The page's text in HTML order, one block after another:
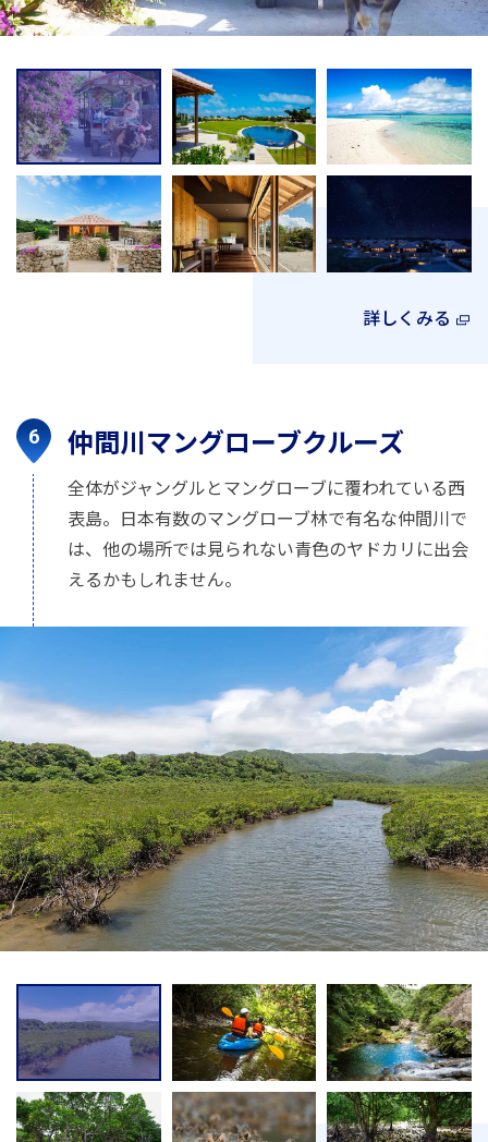
詳しくみる
仲間川マングローブクルーズ
全体がジャングルとマングローブに覆われている西
表島。日本有数のマングローブ林で有名な仲間川で
は、他の場所では見られない青色のヤドカリに出会
えるかもしれません。